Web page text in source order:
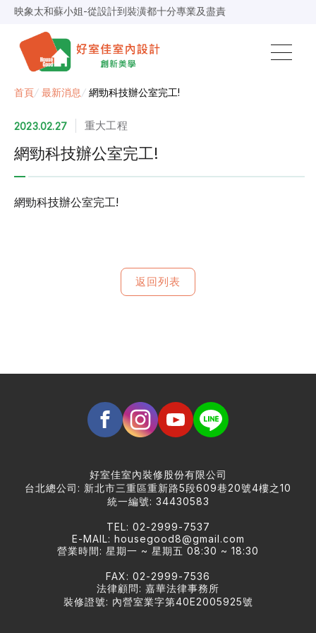
映象太和蘇小姐-從設計到裝潢都十分專業及盡責
超級F1歐小姐-設計跟材料的品質都很優質，建議實用
說明仔細流程順暢，注意施工上細節，施工團隊專業細心
毛胚屋裝修推薦，設計師與工務完美配合，效果非常滿意
春城越蔡先生-設計師溝通規劃完善，整體來說相當滿意
首頁/ 最新消息 / 網勁科技辦公室完工!
2023.02.27 重大工程
網勁科技辦公室完工!
網勁科技辦公室完工!
返回列表
好室佳室內裝修股份有限公司
台北總公司: 新北市三重區重新路5段609巷20號4樓之10
統一編號: 34430583
TEL: 02-2999-7537
E-MAIL: housegood8@gmail.com
營業時間: 星期一 ~ 星期五 08:30 ~ 18:30
FAX: 02-2999-7536
法律顧問: 嘉華法律事務所
裝修證號: 內營室業字第40E2005925號